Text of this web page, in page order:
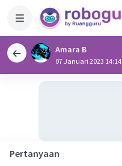
Amara B
07 Januari 2023 14:14
Pertanyaan